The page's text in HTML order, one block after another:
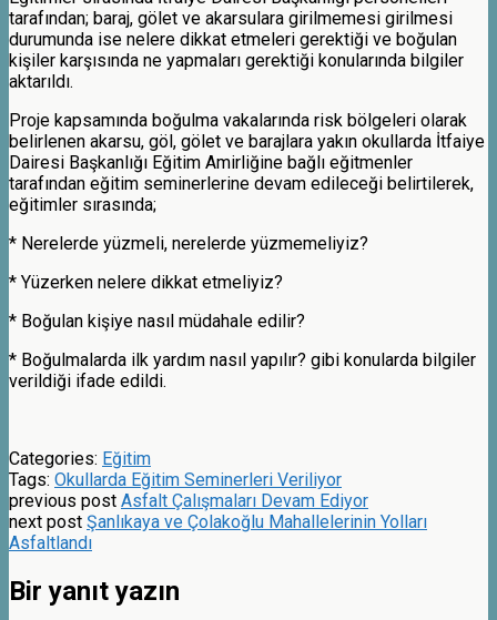
tarafından; baraj, gölet ve akarsulara girilmemesi girilmesi
durumunda ise nelere dikkat etmeleri gerektiği ve boğulan
kişiler karşısında ne yapmaları gerektiği konularında bilgiler
aktarıldı.
Proje kapsamında boğulma vakalarında risk bölgeleri olarak
belirlenen akarsu, göl, gölet ve barajlara yakın okullarda İtfaiye
Dairesi Başkanlığı Eğitim Amirliğine bağlı eğitmenler
tarafından eğitim seminerlerine devam edileceği belirtilerek,
eğitimler sırasında;
* Nerelerde yüzmeli, nerelerde yüzmemeliyiz?
* Yüzerken nelere dikkat etmeliyiz?
* Boğulan kişiye nasıl müdahale edilir?
* Boğulmalarda ilk yardım nasıl yapılır? gibi konularda bilgiler
verildiği ifade edildi.
Categories: Eğitim
Tags: Okullarda Eğitim Seminerleri Veriliyor
previous post Asfalt Çalışmaları Devam Ediyor
next post Şanlıkaya ve Çolakoğlu Mahallelerinin Yolları
Asfaltlandı
Bir yanıt yazın